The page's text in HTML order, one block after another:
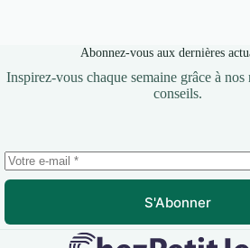
Abonnez-vous aux dernières
Inspirez-vous chaque semaine grâce à nos
conseils.
S'Abonner